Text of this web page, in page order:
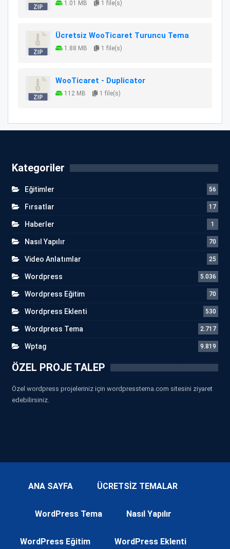
1.01 MB 1 file(s)
Ücretsiz WooTicaret Turuncu Tema
1.88 MB 1 file(s)
WooTicaret - Duplicator
112 MB 1 file(s)
Kategoriler
Eğitimler 56
Fırsatlar 17
Haberler 1
Nasıl Yapılır 70
Video Anlatımlar 25
Wordpress 5.036
Wordpress Eğitim 70
Wordpress Eklenti 530
Wordpress Tema 2.717
Wptag 9.819
ÖZEL PROJE TALEP
Özel wordpress projeleriniz için wordpresstema.com sitesini ziyaret
edebilirsiniz.
ANA SAYFA ÜCRETSİZ TEMALAR
WordPress Tema Nasıl Yapılır
WordPress Eğitim WordPress Eklenti